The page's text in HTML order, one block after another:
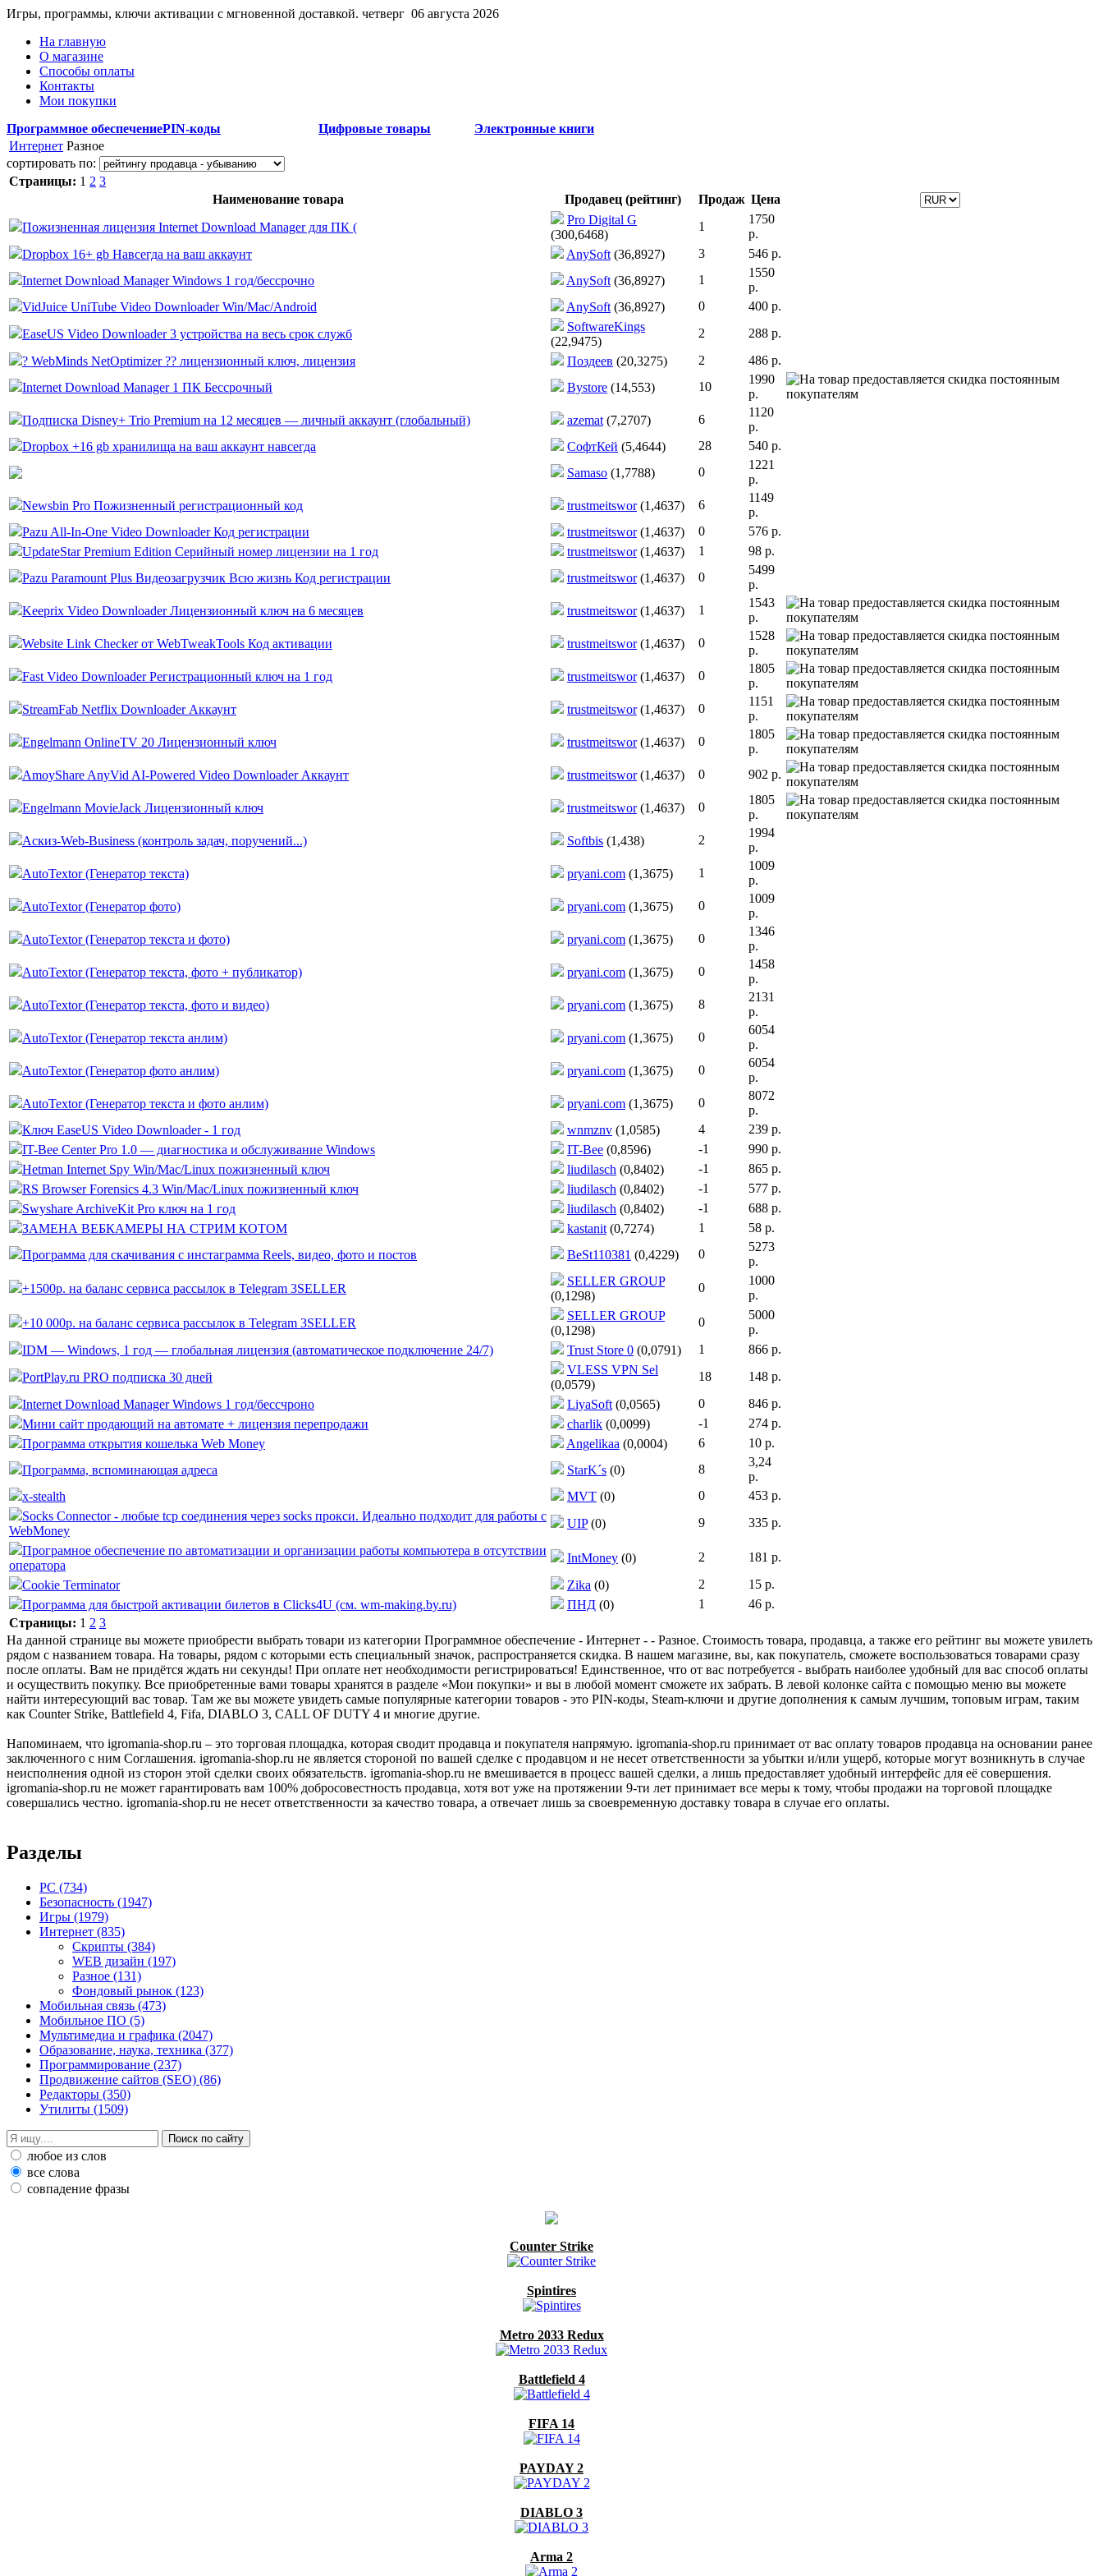
Игры, программы, ключи активации с мгновенной доставкой. четверг 06 августа 2026
На главную
О магазине
Способы оплаты
Контакты
Мои покупки
Программное обеспечениеPIN-коды Цифровые товары
Электронные книги
Интернет Разное
сортировать по:
Страницы: 1 2 3
Наименование товара
Продавец (рейтинг) Продаж Цена
Пожизненная лицензия Internet Download Manager для ПК (
Pro Digital G
(300,6468)
1
1750
р.
Dropbox 16+ gb Навсегда на ваш аккаунт
AnySoft (36,8927) 3
546 р.
Internet Download Manager Windows 1 год/бессрочно
AnySoft (36,8927) 1
1550
р.
VidJuice UniTube Video Downloader Win/Mac/Android
AnySoft (36,8927) 0
400 р.
EaseUS Video Downloader 3 устройства на весь срок служб
SoftwareKings
(22,9475)
2
288 р.
? WebMinds NetOptimizer ?? лицензионный ключ, лицензия
Поздеев (20,3275) 2
486 р.
Internet Download Manager 1 ПК Бессрочный
Bystore (14,553) 10
1990
р.
Подписка Disney+ Trio Premium на 12 месяцев — личный аккаунт (глобальный)
azemat (7,2707) 6
1120
р.
Dropbox +16 gb хранилища на ваш аккаунт навсегда
СофтКей (5,4644) 28
540 р.
Samaso (1,7788) 0
1221
р.
Newsbin Pro Пожизненный регистрационный код
trustmeitswor (1,4637) 6
1149
р.
Pazu All-In-One Video Downloader Код регистрации
trustmeitswor (1,4637) 0
576 р.
UpdateStar Premium Edition Серийный номер лицензии на 1 год
trustmeitswor (1,4637) 1
98 р.
Pazu Paramount Plus Видеозагрузчик Всю жизнь Код регистрации
trustmeitswor (1,4637) 0
5499
р.
Keeprix Video Downloader Лицензионный ключ на 6 месяцев
trustmeitswor (1,4637) 1
1543
р.
Website Link Checker от WebTweakTools Код активации
trustmeitswor (1,4637) 0
1528
р.
Fast Video Downloader Регистрационный ключ на 1 год
trustmeitswor (1,4637) 0
1805
р.
StreamFab Netflix Downloader Аккаунт
trustmeitswor (1,4637) 0
1151
р.
Engelmann OnlineTV 20 Лицензионный ключ
trustmeitswor (1,4637) 0
1805
р.
AmoyShare AnyVid AI-Powered Video Downloader Аккаунт
trustmeitswor (1,4637) 0 902 р.
Engelmann MovieJack Лицензионный ключ trustmeitswor (1,4637) 0
1805
р.
Аскиз-Web-Business (контроль задач, поручений...)
Softbis (1,438) 2
1994
р.
AutoTextor (Генератор текста)
pryani.com (1,3675) 1
1009
р.
AutoTextor (Генератор фото)
pryani.com (1,3675) 0
1009
р.
AutoTextor (Генератор текста и фото)
pryani.com (1,3675) 0
1346
р.
AutoTextor (Генератор текста, фото + публикатор)
pryani.com (1,3675) 0
1458
р.
AutoTextor (Генератор текста, фото и видео)
pryani.com (1,3675) 8
2131
р.
AutoTextor (Генератор текста анлим)
pryani.com (1,3675) 0
6054
р.
AutoTextor (Генератор фото анлим)
pryani.com (1,3675) 0
6054
р.
AutoTextor (Генератор текста и фото анлим)
pryani.com (1,3675) 0
8072
р.
Ключ EaseUS Video Downloader - 1 год
wnmznv (1,0585) 4
239 р.
IT-Bee Center Pro 1.0 — диагностика и обслуживание Windows
IT-Bee (0,8596) -1
990 р.
Hetman Internet Spy Win/Mac/Linux пожизненный ключ
liudilasch (0,8402) -1
865 р.
RS Browser Forensics 4.3 Win/Mac/Linux пожизненный ключ
liudilasch (0,8402) -1
577 р.
Swyshare ArchiveKit Pro ключ на 1 год
liudilasch (0,8402) -1
688 р.
ЗАМЕНА ВЕБКАМЕРЫ НА СТРИМ КОТОМ
kastanit (0,7274) 1
58 р.
Программа для скачивания с инстаграмма Reels, видео, фото и постов
BeSt110381 (0,4229) 0
5273
р.
+1500р. на баланс сервиса рассылок в Telegram 3SELLER
SELLER GROUP
(0,1298)
0
1000
р.
+10 000р. на баланс сервиса рассылок в Telegram 3SELLER
SELLER GROUP
(0,1298)
0
5000
р.
IDM — Windows, 1 год — глобальная лицензия (автоматическое подключение 24/7)
Trust Store 0 (0,0791) 1
866 р.
PortPlay.ru PRO подписка 30 дней
VLESS VPN Sel
(0,0579)
18
148 р.
Internet Download Manager Windows 1 год/бессчроно
LiyaSoft (0,0565) 0
846 р.
Мини сайт продающий на автомате + лицензия перепродажи
charlik (0,0099) -1
274 р.
Программа открытия кошелька Web Money
Angelikaa (0,0004) 6
10 р.
Программа, вспоминающая адреса
StarK´s (0) 8
3,24
р.
x-stealth
MVT (0) 0
453 р.
Socks Connector - любые tcp соединения через socks прокси. Идеально подходит для работы с
WebMoney
UIP (0) 9
335 р.
Програмное обеспечение по автоматизации и организации работы компьютера в отсутствии
оператора
IntMoney (0) 2
181 р.
Cookie Terminator
Zika (0) 2
15 р.
Программа для быстрой активации билетов в Clicks4U (см. wm-making.by.ru)
ПНД (0) 1
46 р.
Страницы: 1 2 3
На данной странице вы можете приобрести выбрать товари из категории Программное обеспечение - Интернет - - Разное. Стоимость товара, продавца, а также его рейтинг вы можете увилеть
рядом с названием товара. На товары, рядом с которыми есть специальный значок, распространяется скидка. В нашем магазине, вы, как покупатель, сможете воспользоваться товарами сразу
после оплаты. Вам не придётся ждать ни секунды! При оплате нет необходимости регистрироваться! Единственное, что от вас потребуется - выбрать наиболее удобный для вас способ оплаты
и осуществить покупку. Все приобретенные вами товары хранятся в разделе «Мои покупки» и вы в любой момент сможете их забрать. В левой колонке сайта с помощью меню вы можете
найти интересующий вас товар. Там же вы можете увидеть самые популярные категории товаров - это PIN-коды, Steam-ключи и другие дополнения к самым лучшим, топовым играм, таким
как Counter Strike, Battlefield 4, Fifa, DIABLO 3, CALL OF DUTY 4 и многие другие.
Напоминаем, что igromania-shop.ru – это торговая площадка, которая сводит продавца и покупателя напрямую. igromania-shop.ru принимает от вас оплату товаров продавца на основании ранее
заключенного с ним Соглашения. igromania-shop.ru не является стороной по вашей сделке с продавцом и не несет ответственности за убытки и/или ущерб, которые могут возникнуть в случае
неисполнения одной из сторон этой сделки своих обязательств. igromania-shop.ru не вмешивается в процесс вашей сделки, а лишь предоставляет удобный интерфейс для её совершения.
igromania-shop.ru не может гарантировать вам 100% добросовестность продавца, хотя вот уже на протяжении 9-ти лет принимает все меры к тому, чтобы продажи на торговой площадке
совершались честно. igromania-shop.ru не несет ответственности за качество товара, а отвечает лишь за своевременную доставку товара в случае его оплаты.
Разделы
PC (734)
Безопасность (1947)
Игры (1979)
Интернет (835)
Скрипты (384)
WEB дизайн (197)
Разное (131)
Фондовый рынок (123)
Мобильная связь (473)
Мобильное ПО (5)
Мультимедиа и графика (2047)
Образование, наука, техника (377)
Программирование (237)
Продвижение сайтов (SEO) (86)
Редакторы (350)
Утилиты (1509)
любое из слов
все слова
совпадение фразы
Counter Strike
Spintires
Metro 2033 Redux
Battlefield 4
FIFA 14
PAYDAY 2
DIABLO 3
Arma 2